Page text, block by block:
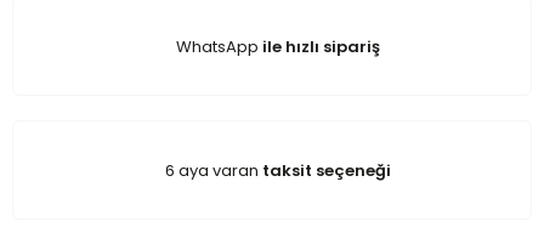
WhatsApp ile hızlı sipariş
6 aya varan taksit seçeneği